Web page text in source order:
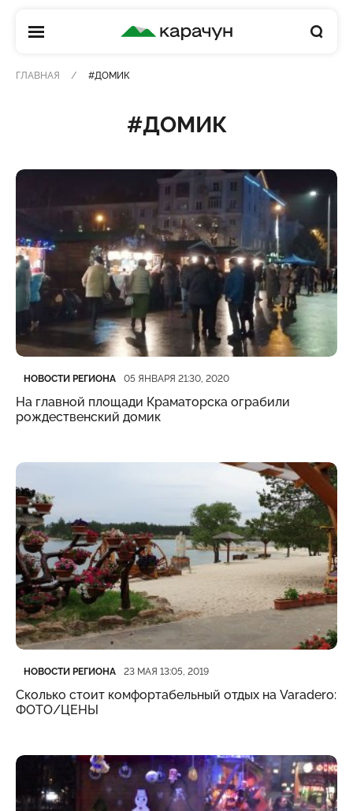
КАРАЧУН
ГЛАВНАЯ #ДОМИК
#ДОМИК
Категория
НОВОСТИ РЕГИОНА
Дата публикации 05 ЯНВАРЯ 21:30, 2020
На главной площади Краматорска ограбили
рождественский домик
Категория
НОВОСТИ РЕГИОНА
Дата публикации 23 МАЯ 13:05, 2019
Сколько стоит комфортабельный отдых на Varadero:
ФОТО/ЦЕНЫ